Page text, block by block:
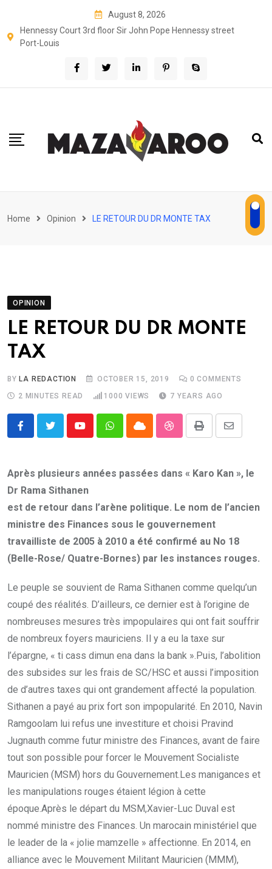
content
August 8, 2026
Hennessy Court 3rd floor Sir John Pope Hennessy street
Port-Louis
Home Opinion LE RETOUR DU DR MONTE TAX
OPINION
LE RETOUR DU DR MONTE
TAX
BYLA REDACTION OCTOBER 15, 2019 0 COMMENTS
2 MINUTES READ
1000 VIEWS 7 YEARS AGO
YoutubeWhatsappCloud StumbleUpon
Print
Share
Email
Après plusieurs années passées dans « Karo Kan », le
Dr Rama Sithanen
est de retour dans l’arène politique. Le nom de l’ancien
ministre des Finances sous le gouvernement
travailliste de 2005 à 2010 a été confirmé au No 18
(Belle-Rose/ Quatre-Bornes) par les instances rouges.
Le peuple se souvient de Rama Sithanen comme quelqu’un
coupé des réalités. D’ailleurs, ce dernier est à l’origine de
nombreuses mesures très impopulaires qui ont fait souffrir
de nombreux foyers mauriciens. Il y a eu la taxe sur
l’épargne, « ti cass dimun ena dans la bank ».Puis, l’abolition
des subsides sur les frais de SC/HSC et aussi l’imposition
de d’autres taxes qui ont grandement affecté la population.
Sithanen a payé au prix fort son impopularité. En 2010, Navin
Ramgoolam lui refus une investiture et choisi Pravind
Jugnauth comme futur ministre des Finances, avant de faire
tout son possible pour forcer le Mouvement Socialiste
Mauricien (MSM) hors du Gouvernement.Les manigances et
les manipulations rouges étaient légion à cette
époque.Après le départ du MSM,Xavier-Luc Duval est
nommé ministre des Finances. Un marocain ministériel que
le leader de la « jolie mamzelle » affectionne. En 2014, en
alliance avec le Mouvement Militant Mauricien (MMM),